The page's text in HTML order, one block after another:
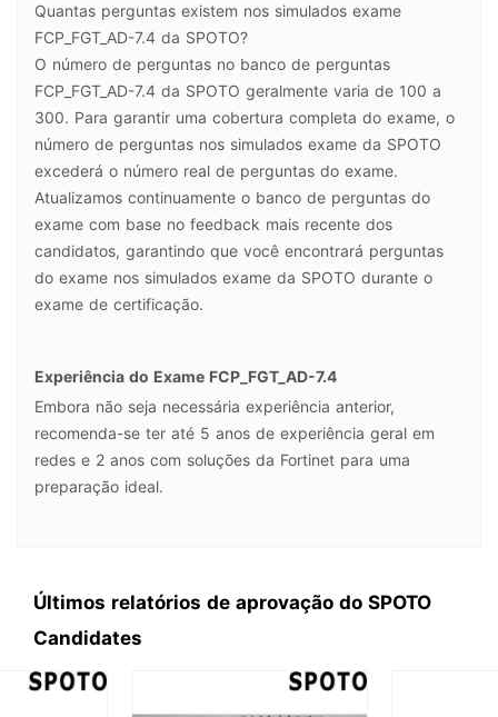
Quantas perguntas existem nos simulados exame
FCP_FGT_AD-7.4 da SPOTO?
O número de perguntas no banco de perguntas
FCP_FGT_AD-7.4 da SPOTO geralmente varia de 100 a
300. Para garantir uma cobertura completa do exame, o
número de perguntas nos simulados exame da SPOTO
excederá o número real de perguntas do exame.
Atualizamos continuamente o banco de perguntas do
exame com base no feedback mais recente dos
candidatos, garantindo que você encontrará perguntas
do exame nos simulados exame da SPOTO durante o
exame de certificação.
Experiência do Exame FCP_FGT_AD-7.4
Embora não seja necessária experiência anterior,
recomenda-se ter até 5 anos de experiência geral em
redes e 2 anos com soluções da Fortinet para uma
preparação ideal.
Últimos relatórios de aprovação do SPOTO
Candidates